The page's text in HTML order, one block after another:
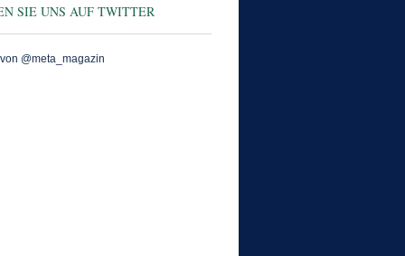
SIE UNS AUF TWITTER
@meta_magazin